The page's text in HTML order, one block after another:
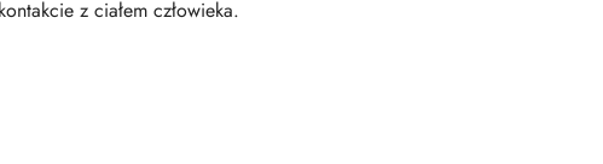
z ciałem człowieka.